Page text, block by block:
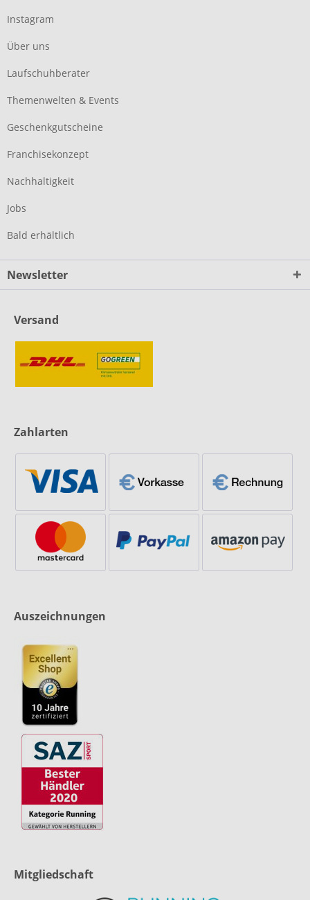
Instagram
Über uns
Laufschuhberater
Themenwelten & Events
Geschenkgutscheine
Franchisekonzept
Nachhaltigkeit
Jobs
Bald erhältlich
Newsletter
Versand
Zahlarten
Auszeichnungen
Mitgliedschaft